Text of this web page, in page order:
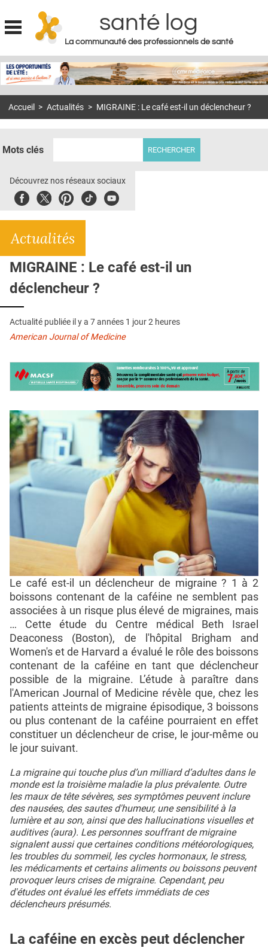
Jump to navigation
santé log
La communauté des professionnels de santé
MON COMPTE
RÉSEAUX
E-REVUE SAD
QUI SOMMES-NOUS ?
CONDITIONS GÉNÉRALES
CRÉDITS
Accueil > Actualités > MIGRAINE : Le café est-il un déclencheur ?
Mots clés
Découvrez nos réseaux sociaux
FacebookTwitterPinterest
TiktokYoubute
Actualités
MIGRAINE : Le café est-il un
déclencheur ?
Actualité publiée il y a 7 années 1 jour 2 heures
American Journal of Medicine
Le café est-il un déclencheur de migraine ? 1 à 2
boissons contenant de la caféine ne semblent pas
associées à un risque plus élevé de migraines, mais
… Cette étude du Centre médical Beth Israel
Deaconess (Boston), de l'hôpital Brigham and
Women's et de Harvard a évalué le rôle des boissons
contenant de la caféine en tant que déclencheur
possible de la migraine. L’étude à paraître dans
l'American Journal of Medicine révèle que, chez les
patients atteints de migraine épisodique, 3 boissons
ou plus contenant de la caféine pourraient en effet
constituer un déclencheur de crise, le jour-même ou
le jour suivant.
La migraine qui touche plus d’un milliard d’adultes dans le
monde est la troisième maladie la plus prévalente. Outre
les maux de tête sévères, ses symptômes peuvent inclure
des nausées, des sautes d'humeur, une sensibilité à la
lumière et au son, ainsi que des hallucinations visuelles et
auditives (aura). Les personnes souffrant de migraine
signalent aussi que certaines conditions météorologiques,
les troubles du sommeil, les cycles hormonaux, le stress,
les médicaments et certains aliments ou boissons peuvent
provoquer leurs crises de migraine. Cependant, peu
d'études ont évalué les effets immédiats de ces
déclencheurs présumés.
La caféine en excès peut déclencher